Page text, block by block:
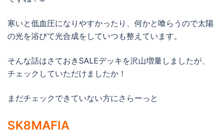
寒いと低血圧になりやすかったり、何かと喰らうので太陽
の光を浴びて光合成をしていつも整えています。
そんな話はさておきSALEデッキを沢山増量しましたが、
チェックしていただけましたか！
まだチェックできていない方にさらーっと
SK8MAFIA